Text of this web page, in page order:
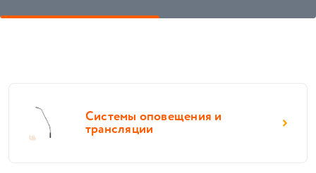
Системы оповещения и
трансляции